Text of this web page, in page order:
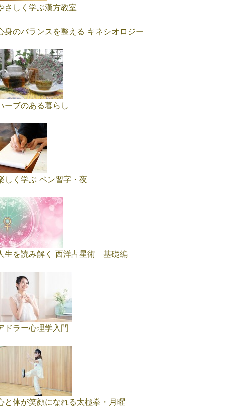
さしく学ぶ漢方教室
身のバランスを整える キネシオロジー
ーブのある暮らし
しく学ぶ ペン習字・夜
生を読み解く 西洋占星術 基礎編
ドラー心理学入門
と体が笑顔になれる太極拳・月曜